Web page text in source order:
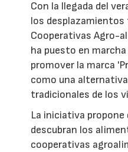
Con la llegada del
los
Cooperativas Agro-
ha puesto en
promover la marca
como una
tradicionales de los
La iniciativa
descubran los
cooperativas